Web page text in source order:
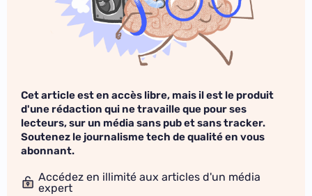
Cet article est en accès libre, mais il est le produit
d'une rédaction qui ne travaille que pour ses
lecteurs, sur un média sans pub et sans tracker.
Soutenez le journalisme tech de qualité en vous
abonnant.
Accédez en illimité aux articles d'un média
expert